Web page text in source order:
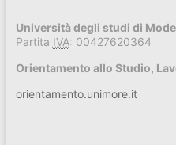
Università degli studi di
Partita IVA: 00427620364
Orientamento allo Studio,
orientamento.unimore.it